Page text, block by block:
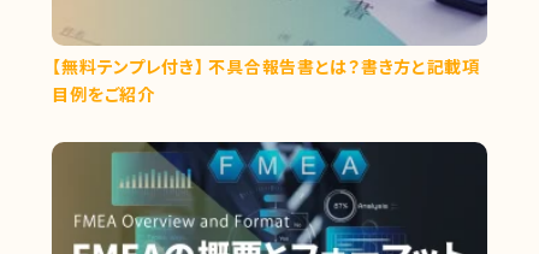
【無料テンプレ付き】 不具合報告書とは？書き方と記載項
目例をご紹介